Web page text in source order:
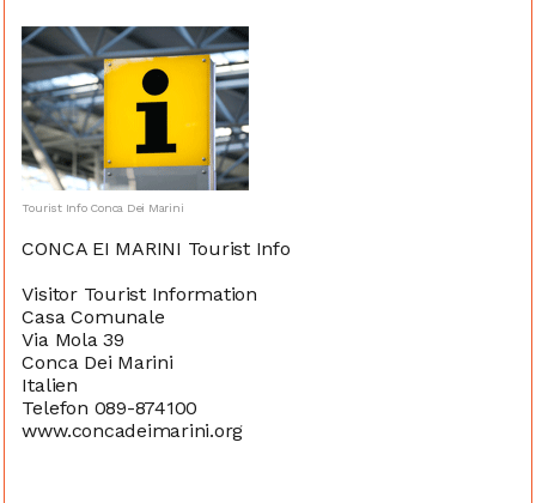
Tourist Info Conca Dei Marini
CONCA EI MARINI Tourist Info
Visitor Tourist Information
Casa Comunale
Via Mola 39
Conca Dei Marini
Italien
Telefon 089-874100
www.concadeimarini.org